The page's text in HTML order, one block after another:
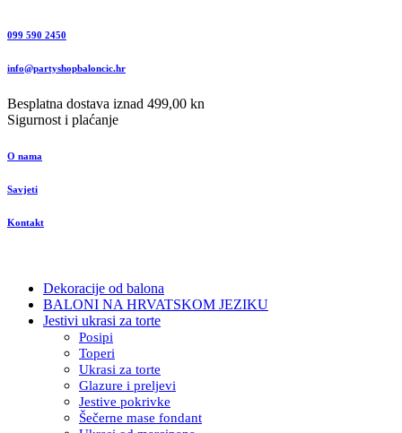
099 590 2450
info@partyshopbaloncic.hr
Besplatna dostava iznad 499,00 kn
Sigurnost i plaćanje
O nama
Savjeti
Kontakt
Dekoracije od balona
BALONI NA HRVATSKOM JEZIKU
Jestivi ukrasi za torte
Posipi
Toperi
Ukrasi za torte
Glazure i preljevi
Jestive pokrivke
Šečerne mase fondant